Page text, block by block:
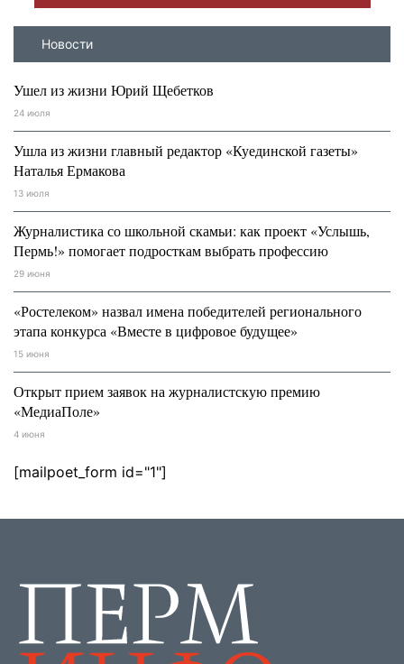
Новости
Ушел из жизни Юрий Щебетков
24 июля
Ушла из жизни главный редактор «Куединской газеты»
Наталья Ермакова
13 июля
Журналистика со школьной скамьи: как проект «Услышь,
Пермь!» помогает подросткам выбрать профессию
29 июня
«Ростелеком» назвал имена победителей регионального
этапа конкурса «Вместе в цифровое будущее»
15 июня
Открыт прием заявок на журналистскую премию
«МедиаПоле»
4 июня
[mailpoet_form id="1"]